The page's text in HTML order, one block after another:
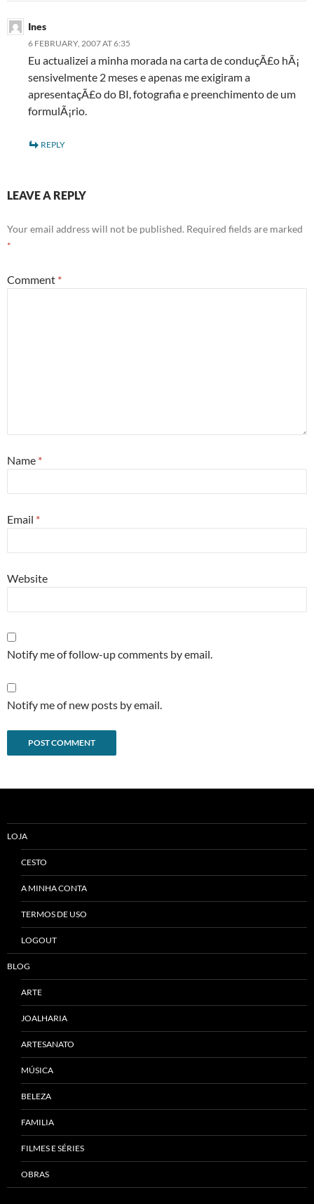
Ines
6 FEBRUARY, 2007 AT 6:35
Eu actualizei a minha morada na carta de conduçÃ£o hÃ¡
sensivelmente 2 meses e apenas me exigiram a
apresentaçÃ£o do BI, fotografia e preenchimento de um
formulÃ¡rio.
REPLY
LEAVE A REPLY
Your email address will not be published. Required fields are marked
*
Comment *
Name *
Email *
Website
Notify me of follow-up comments by email.
Notify me of new posts by email.
LOJA
CESTO
A MINHA CONTA
TERMOS DE USO
LOGOUT
BLOG
ARTE
JOALHARIA
ARTESANATO
MÚSICA
BELEZA
FAMILIA
FILMES E SÉRIES
OBRAS